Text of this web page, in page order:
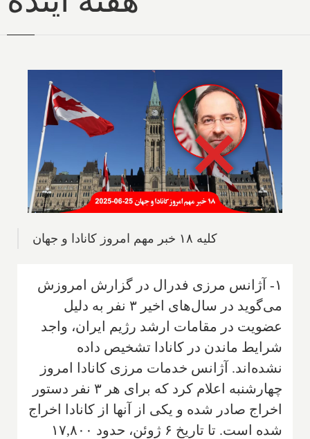
کلیه ۱۸ خبر مهم امروز کانادا و جهان
۱- آژانس مرزی فدرال در گزارش امروزش
می‌گوید در سال‌های اخیر ۳ نفر به دلیل
عضویت در مقامات ارشد رژیم ایران، واجد
شرایط ماندن در کانادا تشخیص داده
نشده‌اند. آژانس خدمات مرزی کانادا امروز
چهارشنبه اعلام کرد که برای هر ۳ نفر دستور
اخراج صادر شده و یکی از آنها از کانادا اخراج
شده است. تا تاریخ ۶ ژوئن، حدود ۱۷,۸۰۰